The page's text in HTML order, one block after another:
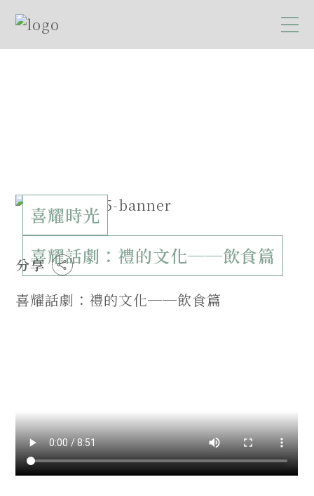
喜耀時光
喜耀話劇：禮的文化──飲食篇
分享
喜耀話劇：禮的文化──飲食篇